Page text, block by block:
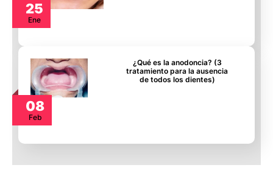
25
Ene
08
Feb
¿Qué es la anodoncia? (3
tratamiento para la ausencia
de todos los dientes)